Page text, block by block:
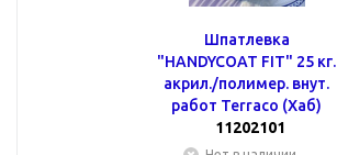
Шпатлевка
"HANDYCOAT FIT" 25 кг.
акрил./полимер. внут.
работ Terraco (Хаб)
11202101